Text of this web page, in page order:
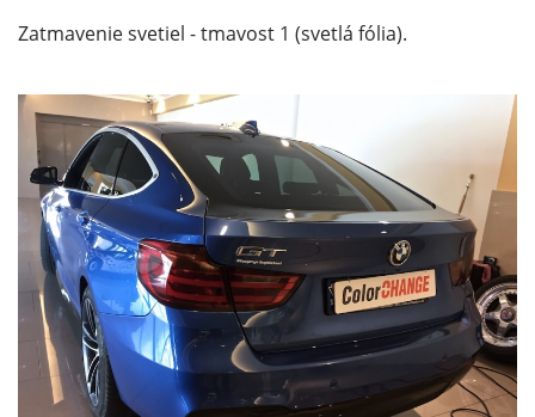
Zatmavenie svetiel - tmavost 1 (svetlá fólia).